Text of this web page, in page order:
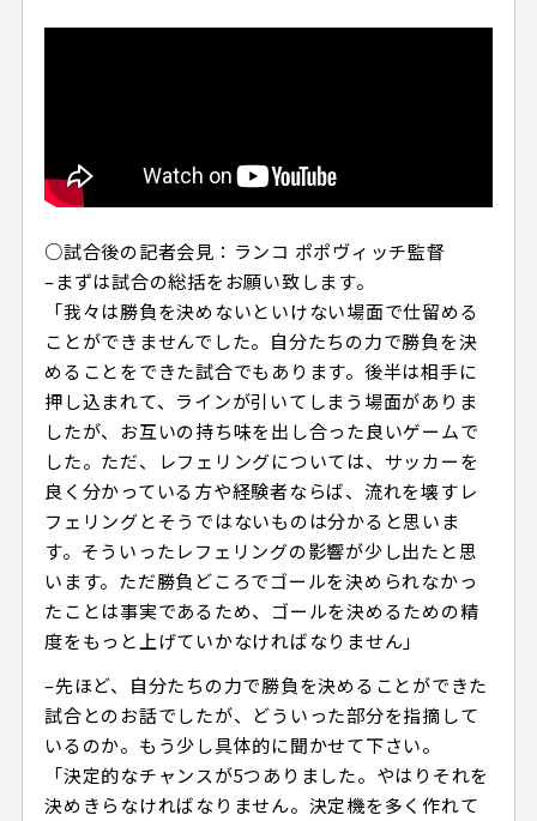
○試合後の記者会見：ランコ ポポヴィッチ監督
–まずは試合の総括をお願い致します。
「我々は勝負を決めないといけない場面で仕留める
ことができませんでした。自分たちの力で勝負を決
めることをできた試合でもあります。後半は相手に
押し込まれて、ラインが引いてしまう場面がありま
したが、お互いの持ち味を出し合った良いゲームで
した。ただ、レフェリングについては、サッカーを
良く分かっている方や経験者ならば、流れを壊すレ
フェリングとそうではないものは分かると思いま
す。そういったレフェリングの影響が少し出たと思
います。ただ勝負どころでゴールを決められなかっ
たことは事実であるため、ゴールを決めるための精
度をもっと上げていかなければなりません」
–先ほど、自分たちの力で勝負を決めることができた
試合とのお話でしたが、どういった部分を指摘して
いるのか。もう少し具体的に聞かせて下さい。
「決定的なチャンスが5つありました。やはりそれを
決めきらなければなりません。決定機を多く作れて